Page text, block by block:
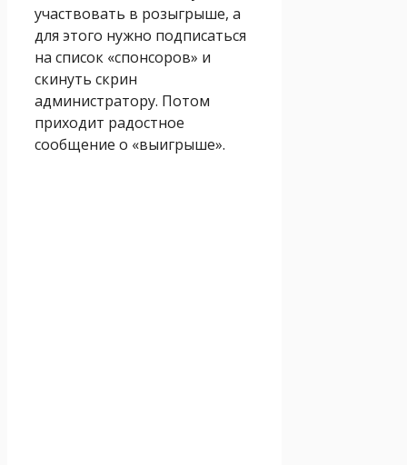
участвовать в розыгрыше, а
для этого нужно подписаться
на список «спонсоров» и
скинуть скрин
администратору. Потом
приходит радостное
сообщение о «выигрыше».